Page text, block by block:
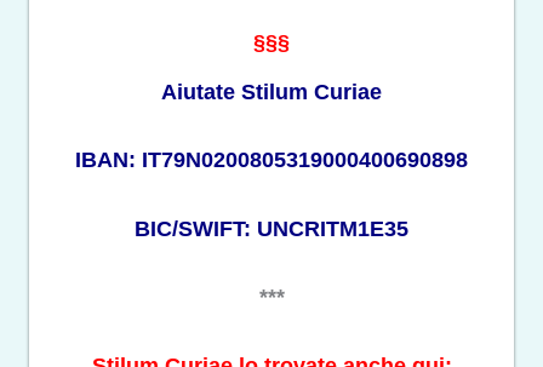
§§§
Aiutate Stilum Curiae
IBAN: IT79N0200805319000400690898
BIC/SWIFT: UNCRITM1E35
***